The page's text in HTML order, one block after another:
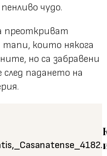
чудо.
преоткриват
които някога
но са забравени
след падането на